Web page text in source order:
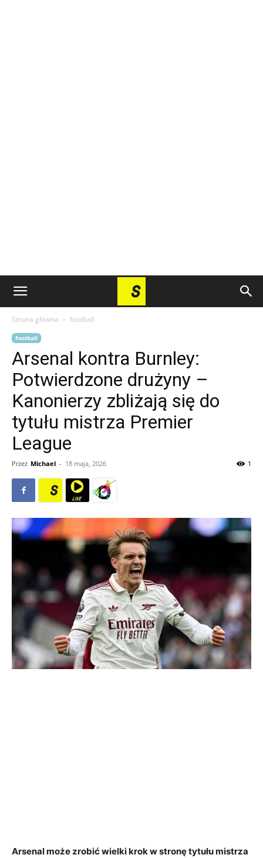
Strona główna football
football
Arsenal kontra Burnley:
Potwierdzone drużyny –
Kanonierzy zbliżają się do
tytułu mistrza Premier
League
Przez Michael - 18 maja, 2026 1
Arsenal może zrobić wielki krok w stronę tytułu mistrza